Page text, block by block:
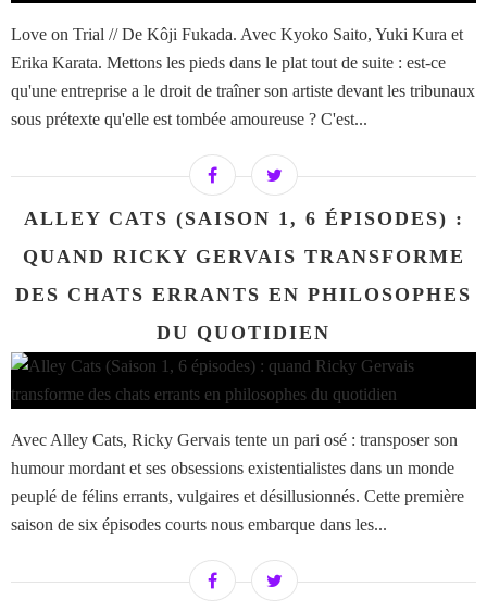
Love on Trial // De Kôji Fukada. Avec Kyoko Saito, Yuki Kura et
Erika Karata. Mettons les pieds dans le plat tout de suite : est-ce
qu'une entreprise a le droit de traîner son artiste devant les tribunaux
sous prétexte qu'elle est tombée amoureuse ? C'est...
ALLEY CATS (SAISON 1, 6 ÉPISODES) :
QUAND RICKY GERVAIS TRANSFORME
DES CHATS ERRANTS EN PHILOSOPHES
DU QUOTIDIEN
Avec Alley Cats, Ricky Gervais tente un pari osé : transposer son
humour mordant et ses obsessions existentialistes dans un monde
peuplé de félins errants, vulgaires et désillusionnés. Cette première
saison de six épisodes courts nous embarque dans les...